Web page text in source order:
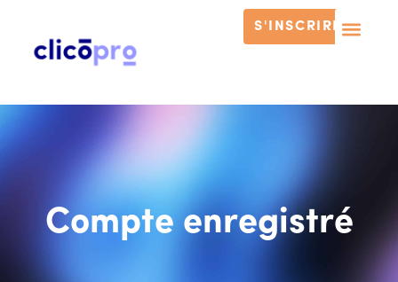
S'INSCRIRE
Compte enregistré